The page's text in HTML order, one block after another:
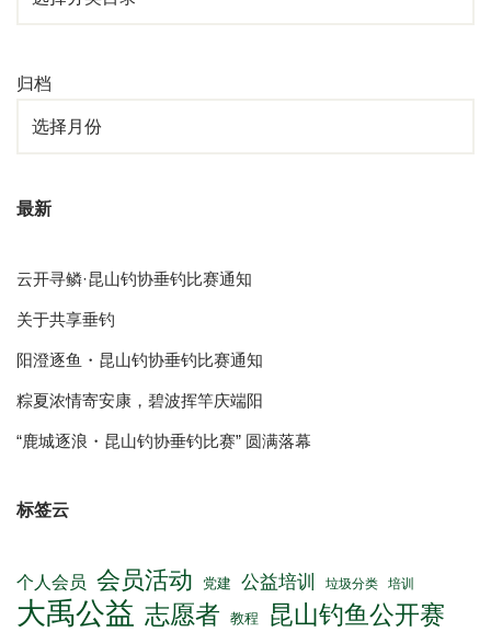
归档
最新
云开寻鳞·昆山钓协垂钓比赛通知
关于共享垂钓
阳澄逐鱼・昆山钓协垂钓比赛通知
粽夏浓情寄安康，碧波挥竿庆端阳
“鹿城逐浪・昆山钓协垂钓比赛” 圆满落幕
标签云
个人会员 会员活动 党建 公益培训 垃圾分类 培训
大禹公益 志愿者 教程 昆山钓鱼公开赛